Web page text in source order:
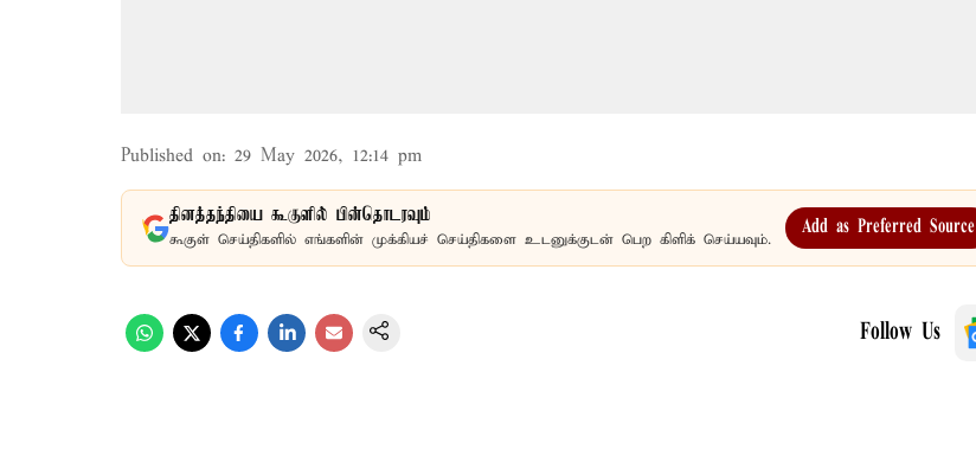
Published on: 29 May 2026, 12:14 pm
தினத்தந்தியை கூகுளில் பின்தொடரவும்
கூகுள் செய்திகளில் எங்களின் முக்கியச் செய்திகளை உடனுக்குடன் பெற கிளிக் செய்யவும்.
Add as Preferred Source
Follow Us